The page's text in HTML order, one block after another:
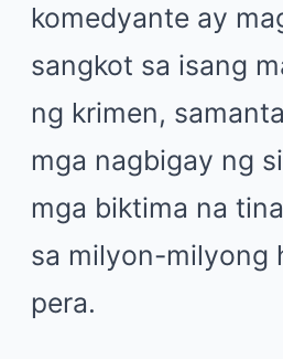
komedyante ay
sangkot sa isang
ng krimen,
mga nagbigay ng
mga biktima na
sa milyon-milyong
pera.